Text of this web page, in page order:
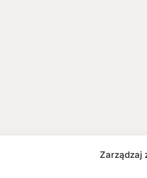
Zarządzaj